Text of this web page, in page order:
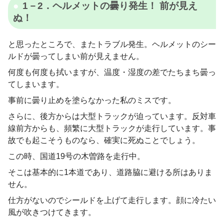
1－2．ヘルメットの曇り発生！ 前が見え
ぬ！
と思ったところで、またトラブル発生。ヘルメットのシー
ルドが曇ってしまい前が見えません。
何度も何度も拭いますが、温度・湿度の差でたちまち曇っ
てしまいます。
事前に曇り止めを塗らなかった私のミスです。
さらに、後方からは大型トラックが迫っています。反対車
線前方からも、頻繁に大型トラックが走行しています。事
故でも起こそうものなら、確実に死ぬことでしょう。
この時、国道19号の木曽路を走行中。
そこは基本的に1本道であり、道路脇に避ける所はありま
せん。
仕方がないのでシールドを上げて走行します。顔に冷たい
風が吹きつけてきます。